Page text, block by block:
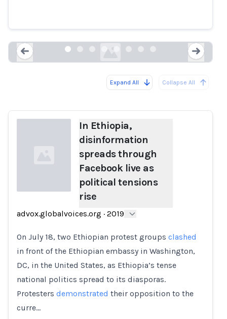
Expand All Collapse All
Loading...
In Ethiopia,
disinformation
spreads through
Facebook live as
political tensions
rise
advox.globalvoices.org · 2019
On July 18, two Ethiopian protest groups clashed
in front of the Ethiopian embassy in Washington,
DC, in the United States, as Ethiopia’s tense
national politics spread to its diasporas.
Protesters demonstrated their opposition to the
curre…